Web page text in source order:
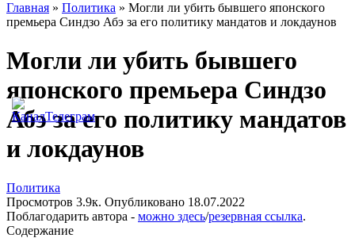
Главная » Политика » Могли ли убить бывшего японского
премьера Синдзо Абэ за его политику мандатов и локдаунов
Могли ли убить бывшего
японского премьера Синдзо
Абэ за его политику мандатов
и локдаунов
Политика
Просмотров 3.9к. Опубликовано 18.07.2022
Поблагодарить автора - можно здесь/резервная ссылка.
Содержание